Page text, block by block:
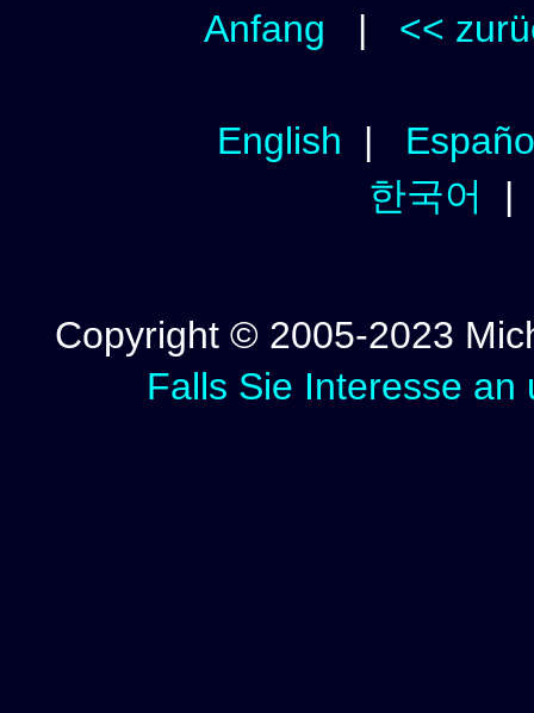
Anfang | <<
English |
한국어
Copyright © 2005-2023
Falls Sie Interesse